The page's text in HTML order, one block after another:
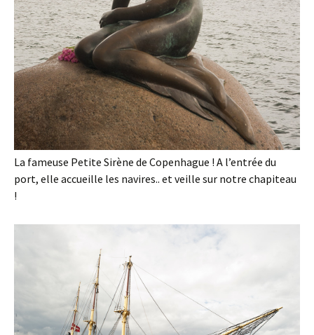
La fameuse Petite Sirène de Copenhague ! A l’entrée du
port, elle accueille les navires.. et veille sur notre chapiteau
!